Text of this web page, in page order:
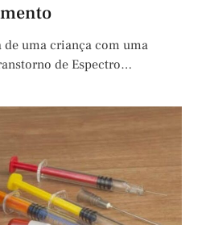
de uma criança com uma
de Espectro…